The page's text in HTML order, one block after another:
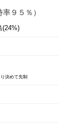
９５％）
(24%)
決めて先制